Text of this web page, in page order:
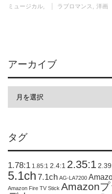
ミュージカル ラブロマンス 洋画
アーカイブ
タグ
1.78:1 1.85:1 2.4:1 2.35:1
5.1ch 7.1ch AG-LA7200
Amazon Fire TV Stick Amazon